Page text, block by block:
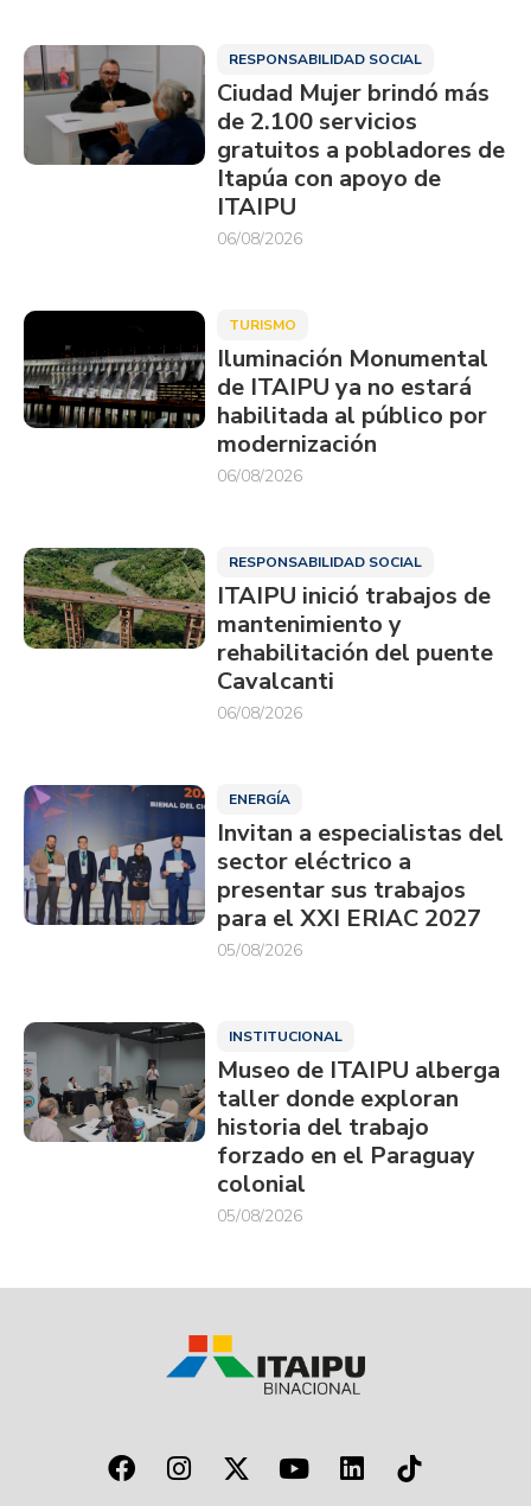
RESPONSABILIDAD SOCIAL
Ciudad Mujer brindó más
de 2.100 servicios
gratuitos a pobladores de
Itapúa con apoyo de
ITAIPU
06/08/2026
TURISMO
Iluminación Monumental
de ITAIPU ya no estará
habilitada al público por
modernización
06/08/2026
RESPONSABILIDAD SOCIAL
ITAIPU inició trabajos de
mantenimiento y
rehabilitación del puente
Cavalcanti
06/08/2026
ENERGÍA
Invitan a especialistas del
sector eléctrico a
presentar sus trabajos
para el XXI ERIAC 2027
05/08/2026
INSTITUCIONAL
Museo de ITAIPU alberga
taller donde exploran
historia del trabajo
forzado en el Paraguay
colonial
05/08/2026